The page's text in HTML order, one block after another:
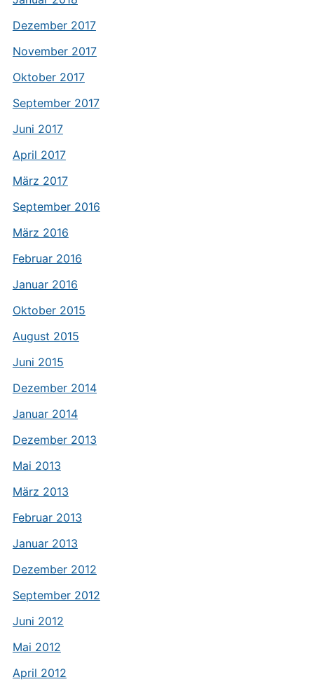
Dezember 2017
November 2017
Oktober 2017
September 2017
Juni 2017
April 2017
März 2017
September 2016
März 2016
Februar 2016
Januar 2016
Oktober 2015
August 2015
Juni 2015
Dezember 2014
Januar 2014
Dezember 2013
Mai 2013
März 2013
Februar 2013
Januar 2013
Dezember 2012
September 2012
Juni 2012
Mai 2012
April 2012